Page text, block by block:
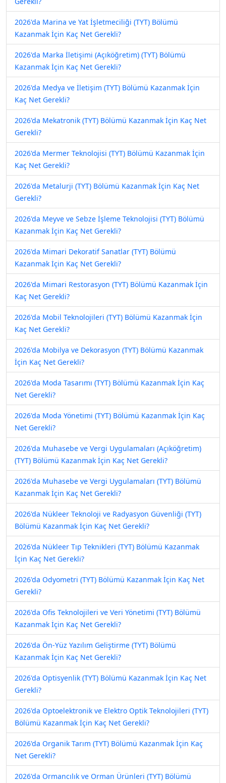
2026'da Marina ve Yat İşletmeciliği (TYT) Bölümü
Kazanmak İçin Kaç Net Gerekli?
2026'da Marka İletişimi (Açıköğretim) (TYT) Bölümü
Kazanmak İçin Kaç Net Gerekli?
2026'da Medya ve İletişim (TYT) Bölümü Kazanmak İçin
Kaç Net Gerekli?
2026'da Mekatronik (TYT) Bölümü Kazanmak İçin Kaç Net
Gerekli?
2026'da Mermer Teknolojisi (TYT) Bölümü Kazanmak İçin
Kaç Net Gerekli?
2026'da Metalurji (TYT) Bölümü Kazanmak İçin Kaç Net
Gerekli?
2026'da Meyve ve Sebze İşleme Teknolojisi (TYT) Bölümü
Kazanmak İçin Kaç Net Gerekli?
2026'da Mimari Dekoratif Sanatlar (TYT) Bölümü
Kazanmak İçin Kaç Net Gerekli?
2026'da Mimari Restorasyon (TYT) Bölümü Kazanmak İçin
Kaç Net Gerekli?
2026'da Mobil Teknolojileri (TYT) Bölümü Kazanmak İçin
Kaç Net Gerekli?
2026'da Mobilya ve Dekorasyon (TYT) Bölümü Kazanmak
İçin Kaç Net Gerekli?
2026'da Moda Tasarımı (TYT) Bölümü Kazanmak İçin Kaç
Net Gerekli?
2026'da Moda Yönetimi (TYT) Bölümü Kazanmak İçin Kaç
Net Gerekli?
2026'da Muhasebe ve Vergi Uygulamaları (Açıköğretim)
(TYT) Bölümü Kazanmak İçin Kaç Net Gerekli?
2026'da Muhasebe ve Vergi Uygulamaları (TYT) Bölümü
Kazanmak İçin Kaç Net Gerekli?
2026'da Nükleer Teknoloji ve Radyasyon Güvenliği (TYT)
Bölümü Kazanmak İçin Kaç Net Gerekli?
2026'da Nükleer Tıp Teknikleri (TYT) Bölümü Kazanmak
İçin Kaç Net Gerekli?
2026'da Odyometri (TYT) Bölümü Kazanmak İçin Kaç Net
Gerekli?
2026'da Ofis Teknolojileri ve Veri Yönetimi (TYT) Bölümü
Kazanmak İçin Kaç Net Gerekli?
2026'da Ön-Yüz Yazılım Geliştirme (TYT) Bölümü
Kazanmak İçin Kaç Net Gerekli?
2026'da Optisyenlik (TYT) Bölümü Kazanmak İçin Kaç Net
Gerekli?
2026'da Optoelektronik ve Elektro Optik Teknolojileri (TYT)
Bölümü Kazanmak İçin Kaç Net Gerekli?
2026'da Organik Tarım (TYT) Bölümü Kazanmak İçin Kaç
Net Gerekli?
2026'da Ormancılık ve Orman Ürünleri (TYT) Bölümü